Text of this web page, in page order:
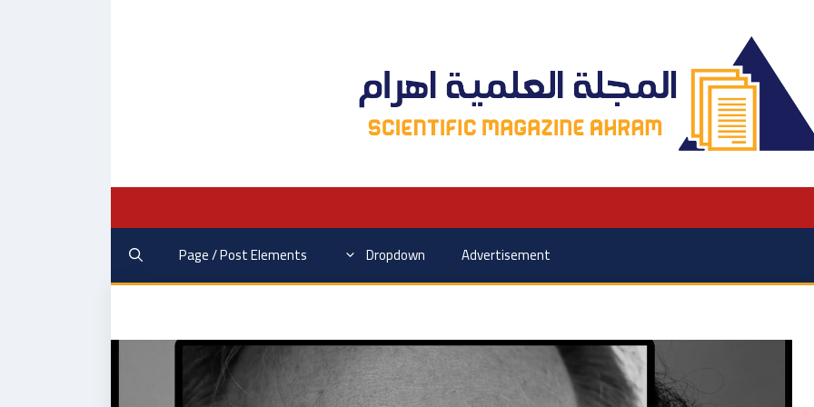
Advertisement
Dropdown
Page / Post Elements